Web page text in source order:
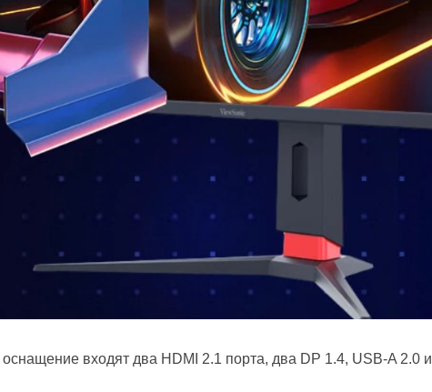
входят два HDMI 2.1 порта, два DP 1.4, USB-A 2.0 и